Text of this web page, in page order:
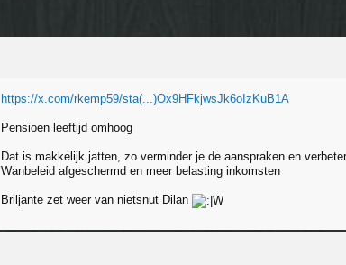
https://x.com/rkemp59/sta(...)Ox9HFkjwsJk6oIzKuB1A
Pensioen leeftijd omhoog
Dat is makkelijk jatten, zo verminder je de aanspraken en
Wanbeleid afgeschermd en meer belasting inkomsten
Briljante zet weer van nietsnut Dilan